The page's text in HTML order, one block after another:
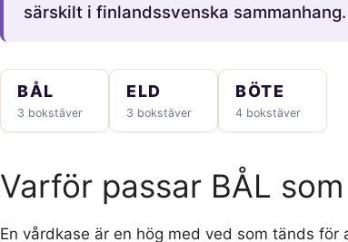
särskilt i finlandssvenska sammanhang.
BÅL
3 bokstäver
ELD
3 bokstäver
BÖTE
4 bokstäver
Varför passar BÅL
En vårdkase är en hög med ved som tänds för